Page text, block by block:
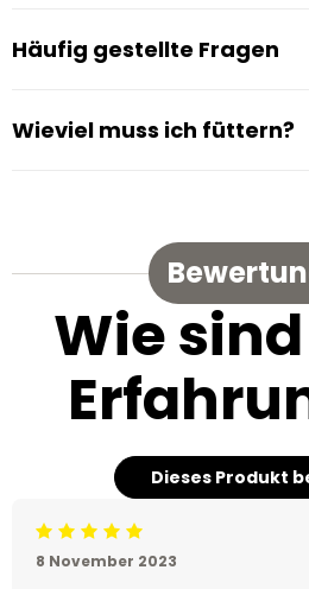
Häufig gestellte Fragen
Wieviel muss ich füttern?
Wie
Dieses Produkt
Beoordeling: 5/5
8 November 2023